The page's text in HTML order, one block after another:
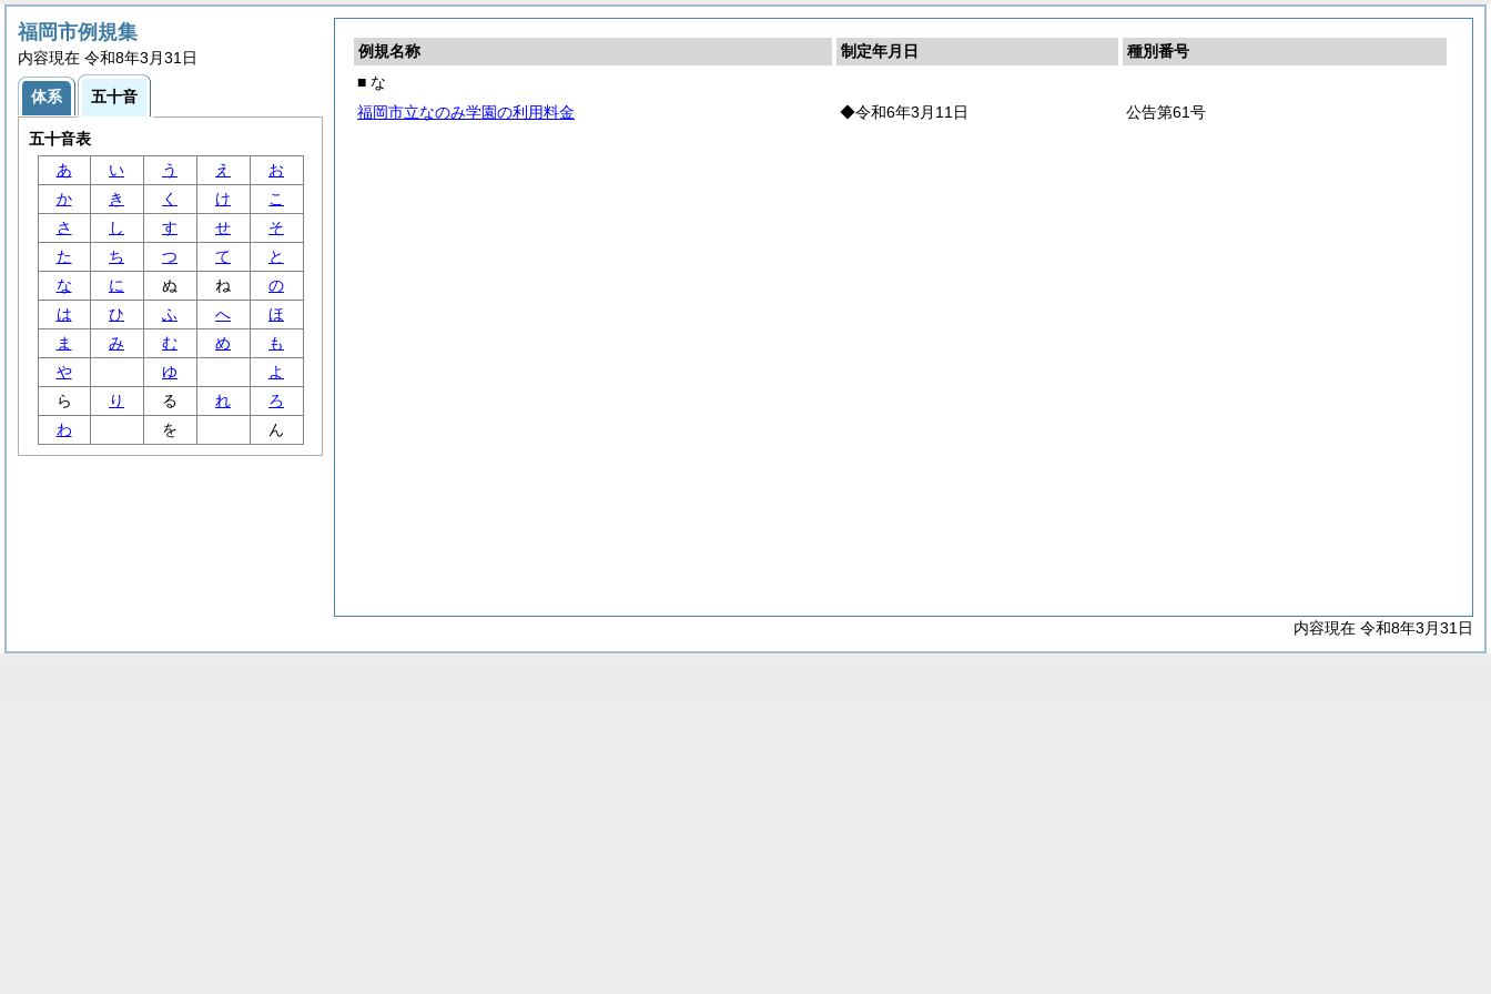
例規名称 制定年月日
種別番号
■ な
福岡市立なのみ学園の利用料金
◆令和6年3月11日 公告第61号
内容現在 令和8年3月31日
福岡市例規集
内容現在 令和8年3月31日
体系 五十音
五十音表
あ
い う え
お
か
き く け
こ
さ
し す せ
そ
た
ち つ て
と
な
に ぬ ね
の
は
ひ ふ へ
ほ
ま
み む め
も
や
ゆ
よ
ら
り る れ
ろ
わ
を ん